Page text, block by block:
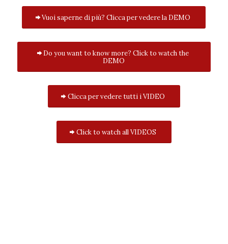
Vuoi saperne di più? Clicca per vedere la DEMO
Do you want to know more? Click to watch the
DEMO
Clicca per vedere tutti i VIDEO
Click to watch all VIDEOS